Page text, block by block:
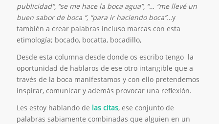
publicidad“, “se me hace la boca agua”, “… “me llevé un
buen sabor de boca “, “para ir haciendo boca”…y
también a crear palabras incluso marcas con esta
etimología; bocado, bocatta, bocadillo,
Desde esta columna desde donde os escribo tengo la
oportunidad de hablaros de ese otro intangible que a
través de la boca manifestamos y con ello pretendemos
inspirar, comunicar y además provocar una reflexión.
Les estoy hablando de las citas, ese conjunto de
palabras sabiamente combinadas que alguien en un